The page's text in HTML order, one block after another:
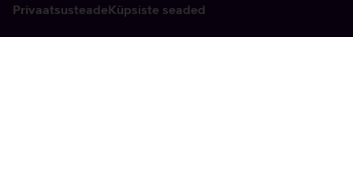
PrivaatsusteadeKüpsiste seaded